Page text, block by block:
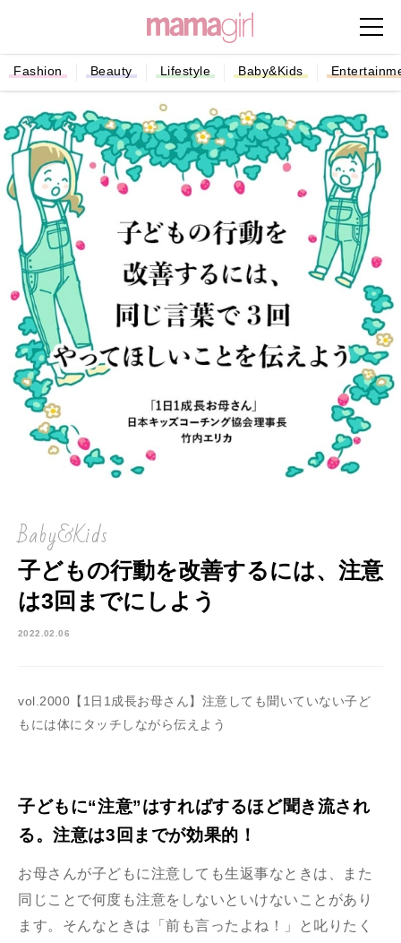
Fashion Beauty Lifestyle Baby&Kids
Baby&Kids
子どもの行動を改善するには、注意
は3回までにしよう
2022.02.06
vol.2000【1日1成長お母さん】注意しても聞いていない子ど
もには体にタッチしながら伝えよう
子どもに“注意”はすればするほど聞き流され
る。注意は3回までが効果的！
お母さんが子どもに注意しても生返事なときは、また
同じことで何度も注意をしないといけないことがあり
ます。そんなときは「前も言ったよね！」と叱りたく